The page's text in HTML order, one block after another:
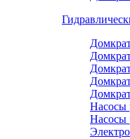
Насосы
Насосы